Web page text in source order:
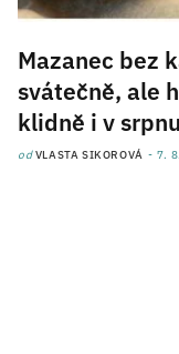
Mazanec bez
svátečně, ale
klidně i v srpnu
odVLASTA SIKOROVÁ 7.